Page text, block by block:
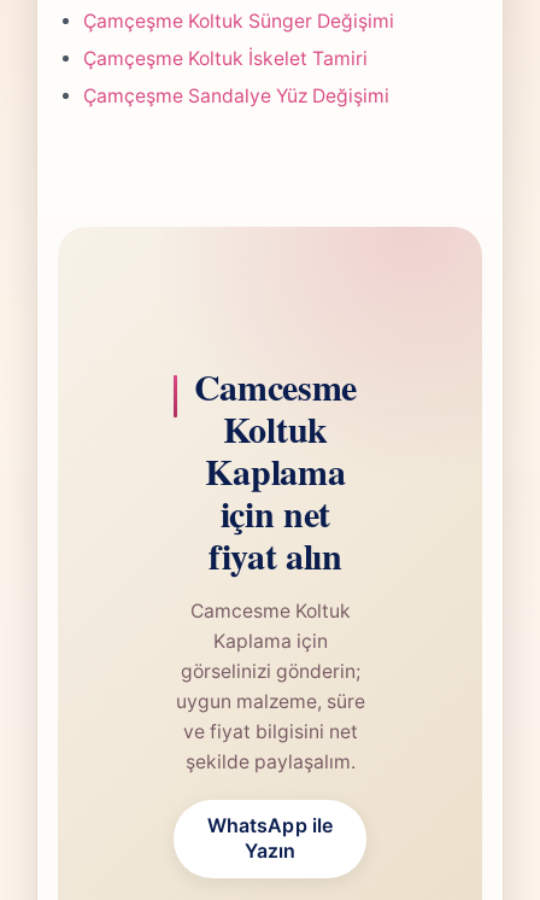
Çamçeşme Koltuk Sünger Değişimi
Çamçeşme Koltuk İskelet Tamiri
Çamçeşme Sandalye Yüz Değişimi
Camcesme
Koltuk
Kaplama
için net
fiyat alın
Camcesme Koltuk
Kaplama için
görselinizi gönderin;
uygun malzeme, süre
ve fiyat bilgisini net
şekilde paylaşalım.
WhatsApp ile
Yazın